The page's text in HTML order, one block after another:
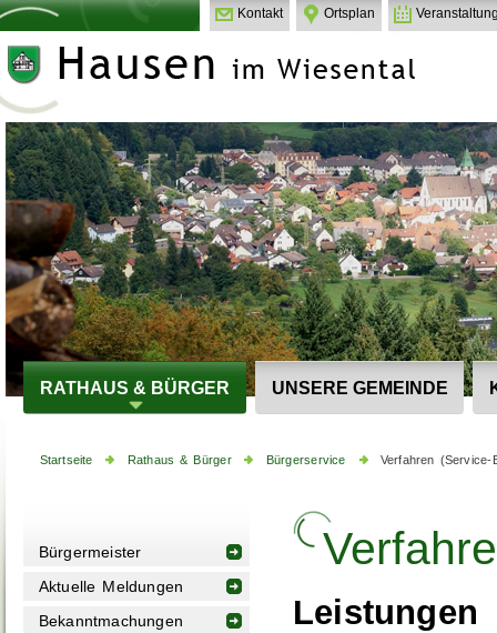
Kontakt Ortsplan
RATHAUS & BÜRGER UNSERE GEMEINDE
Startseite Rathaus & Bürger Bürgerservice Verfahren (Service-
Bürgermeister
Aktuelle Meldungen
Bekanntmachungen
Leistungen